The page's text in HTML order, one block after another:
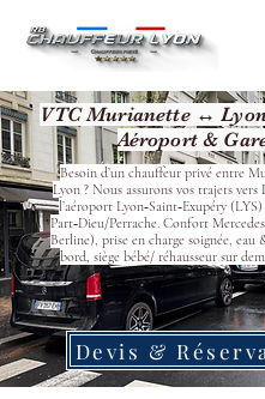
VTC Murianette ↔ Lyon
Aéroport &
Besoin d’un chauffeur privé entre
Lyon ? Nous assurons vos trajets vers
l’aéroport Lyon‑Saint‑Exupéry (LYS)
Part‑Dieu/Perrache. Confort
Berline), prise en charge soignée, eau
bord, siège bébé/ réhausseur sur
Devis &